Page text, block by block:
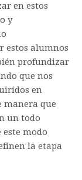
en estos
y
estos alumnos
profundizar
que nos
en
manera que
un todo
modo
la etapa